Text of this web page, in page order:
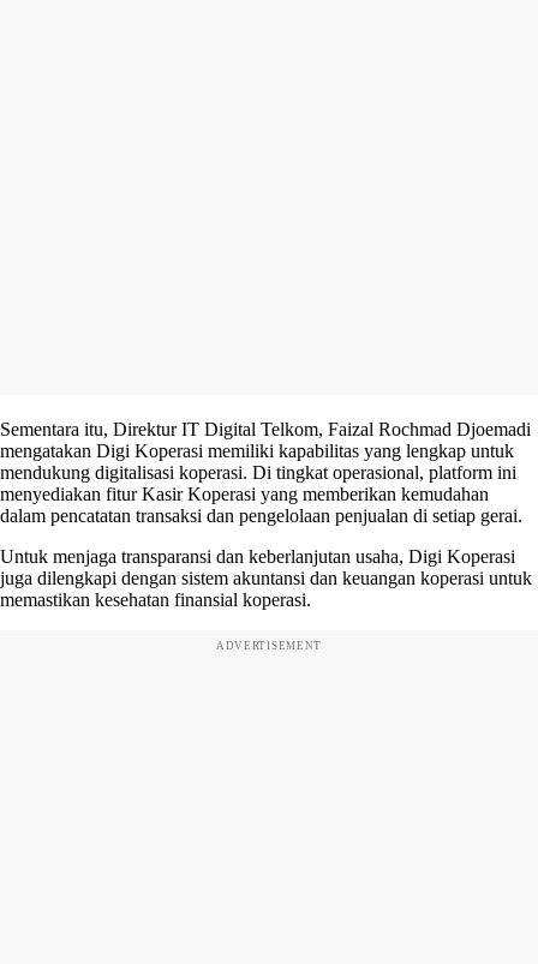
Sementara itu, Direktur IT Digital Telkom, Faizal Rochmad Djoemadi
mengatakan Digi Koperasi memiliki kapabilitas yang lengkap untuk
mendukung digitalisasi koperasi. Di tingkat operasional, platform ini
menyediakan fitur Kasir Koperasi yang memberikan kemudahan
dalam pencatatan transaksi dan pengelolaan penjualan di setiap gerai.
Untuk menjaga transparansi dan keberlanjutan usaha, Digi Koperasi
juga dilengkapi dengan sistem akuntansi dan keuangan koperasi untuk
memastikan kesehatan finansial koperasi.
ADVERTISEMENT